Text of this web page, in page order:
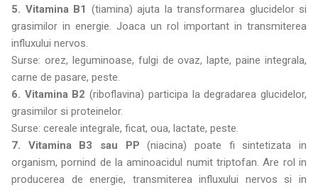
5. Vitamina B1 (tiamina) ajuta la transformarea glucidelor si
grasimilor in energie. Joaca un rol important in transmiterea
influxului nervos.
Surse: orez, leguminoase, fulgi de ovaz, lapte, paine integrala,
carne de pasare, peste.
6. Vitamina B2(riboflavina) participa la degradarea glucidelor,
grasimilor si proteinelor.
Surse: cereale integrale, ficat, oua, lactate, peste.
7. Vitamina B3 sau PP (niacina) poate fi sintetizata in
organism, pornind de la aminoacidul numit triptofan. Are rol in
producerea de energie, transmiterea influxului nervos si in